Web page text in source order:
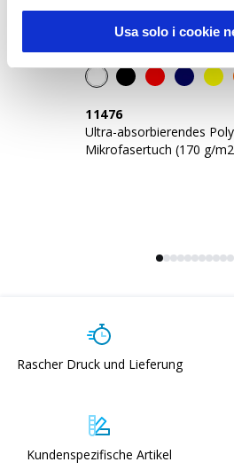
Usa solo i cookie
11476
Ultra-absorbierendes
Mikrofasertuch (170 g/
Rascher Druck und Lieferung
Kundenspezifische Artikel